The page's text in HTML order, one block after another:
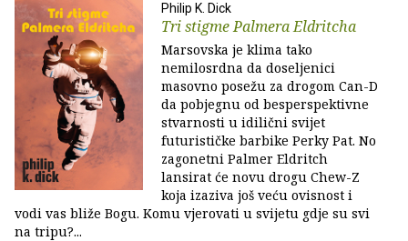
Philip K. Dick
Tri stigme Palmera Eldritcha
Marsovska je klima tako
nemilosrdna da doseljenici
masovno posežu za drogom Can-D
da pobjegnu od besperspektivne
stvarnosti u idilični svijet
futurističke barbike Perky Pat. No
zagonetni Palmer Eldritch
lansirat će novu drogu Chew-Z
koja izaziva još veću ovisnost i
vodi vas bliže Bogu. Komu vjerovati u svijetu gdje su svi
na tripu?...